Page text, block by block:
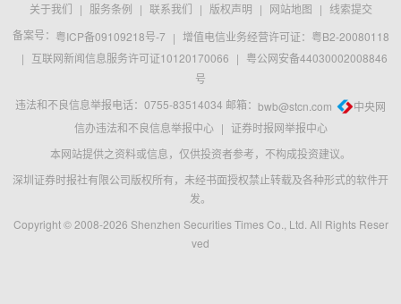
关于我们 | 服务条例 | 联系我们 | 版权声明 | 网站地图 | 线索提交
备案号： 粤ICP备09109218号-7 | 增值电信业务经营许可证：粤B2-20080118
| 互联网新闻信息服务许可证10120170066 | 粤公网安备44030002008846
号
违法和不良信息举报电话：0755-83514034 邮箱： bwb@stcn.com
中央网
信办违法和不良信息举报中心 | 证券时报网举报中心
本网站提供之资料或信息，仅供投资者参考，不构成投资建议。
深圳证券时报社有限公司版权所有，未经书面授权禁止转载及各种形式的软件开
发。
Copyright © 2008-2026 Shenzhen Securities Times Co., Ltd. All Rights Reser
ved